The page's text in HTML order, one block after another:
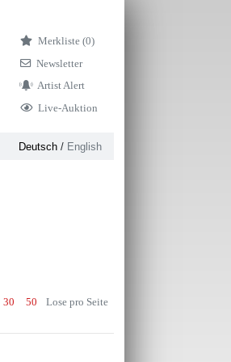
Merkliste (0)
Newsletter
Artist Alert
Live-Auktion
Deutsch/ English
30 50 Lose pro Seite